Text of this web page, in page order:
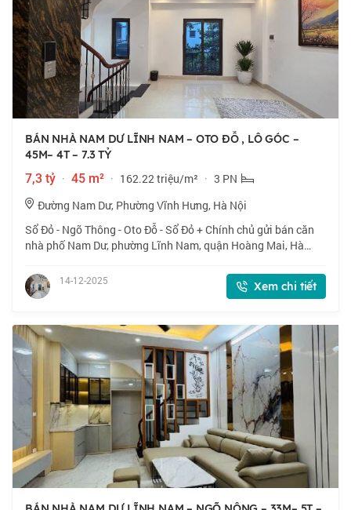
BÁN NHÀ NAM DƯ LĨNH NAM – OTO ĐỖ , LÔ GÓC –
45M– 4T – 7.3 TỶ
7,3 tỷ · 45 m² · 162.22 triệu/m² · 3 PN
Đường Nam Dư, Phường Vĩnh Hưng, Hà Nội
Sổ Đỏ - Ngõ Thông - Oto Đỗ - Sổ Đỏ + Chính chủ gửi bán căn
nhà phố Nam Dư, phường Lĩnh Nam, quận Hoàng Mai, Hà
Gamuda, Công viên Yên Sở, đh Kinh
14-12-2025 Xem chi tiết